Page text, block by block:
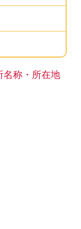
。
名称・所在地